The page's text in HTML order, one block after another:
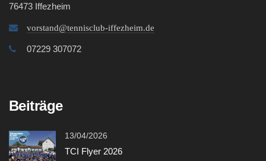
76473 Iffezheim
vorstand@tennisclub-iffezheim.de
07229 307072
Beiträge
13/04/2026
TCI Flyer 2026